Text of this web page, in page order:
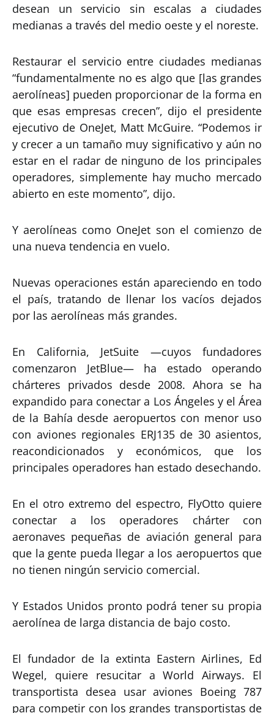
desean un servicio sin escalas a ciudades
medianas a través del medio oeste y el noreste.
Restaurar el servicio entre ciudades medianas
“fundamentalmente no es algo que [las grandes
aerolíneas] pueden proporcionar de la forma en
que esas empresas crecen”, dijo el presidente
ejecutivo de OneJet, Matt McGuire. “Podemos ir
y crecer a un tamaño muy significativo y aún no
estar en el radar de ninguno de los principales
operadores, simplemente hay mucho mercado
abierto en este momento”, dijo.
Y aerolíneas como OneJet son el comienzo de
una nueva tendencia en vuelo.
Nuevas operaciones están apareciendo en todo
el país, tratando de llenar los vacíos dejados
por las aerolíneas más grandes.
En California, JetSuite —cuyos fundadores
comenzaron JetBlue— ha estado operando
chárteres privados desde 2008. Ahora se ha
expandido para conectar a Los Ángeles y el Área
de la Bahía desde aeropuertos con menor uso
con aviones regionales ERJ135 de 30 asientos,
reacondicionados y económicos, que los
principales operadores han estado desechando.
En el otro extremo del espectro, FlyOtto quiere
conectar a los operadores chárter con
aeronaves pequeñas de aviación general para
que la gente pueda llegar a los aeropuertos que
no tienen ningún servicio comercial.
Y Estados Unidos pronto podrá tener su propia
aerolínea de larga distancia de bajo costo.
El fundador de la extinta Eastern Airlines, Ed
Wegel, quiere resucitar a World Airways. El
transportista desea usar aviones Boeing 787
para competir con los grandes transportistas de